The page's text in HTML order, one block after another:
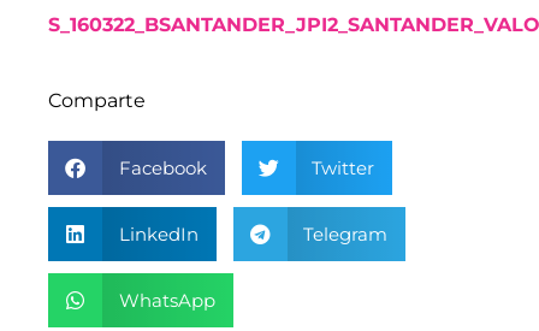
Comparte
Facebook Twitter
LinkedIn Telegram
WhatsApp